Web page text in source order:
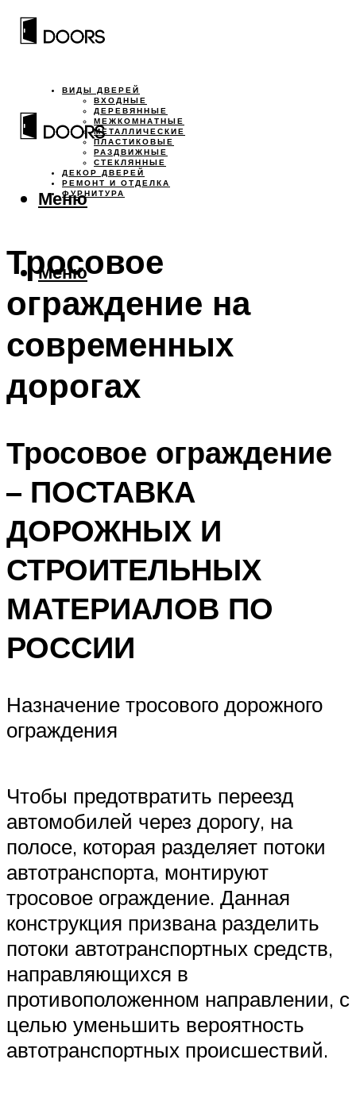
ВИДЫ ДВЕРЕЙ
ВХОДНЫЕ
ДЕРЕВЯННЫЕ
МЕЖКОМНАТНЫЕ
МЕТАЛЛИЧЕСКИЕ
ПЛАСТИКОВЫЕ
РАЗДВИЖНЫЕ
СТЕКЛЯННЫЕ
ДЕКОР ДВЕРЕЙ
РЕМОНТ И ОТДЕЛКА
ФУРНИТУРА
Меню
Меню
Тросовое
ограждение на
современных
дорогах
Тросовое ограждение
– ПОСТАВКА
ДОРОЖНЫХ И
СТРОИТЕЛЬНЫХ
МАТЕРИАЛОВ ПО
РОССИИ
Назначение тросового дорожного
ограждения
Чтобы предотвратить переезд
автомобилей через дорогу, на
полосе, которая разделяет потоки
автотранспорта, монтируют
тросовое ограждение. Данная
конструкция призвана разделить
потоки автотранспортных средств,
направляющихся в
противоположенном направлении, с
целью уменьшить вероятность
автотранспортных происшествий.